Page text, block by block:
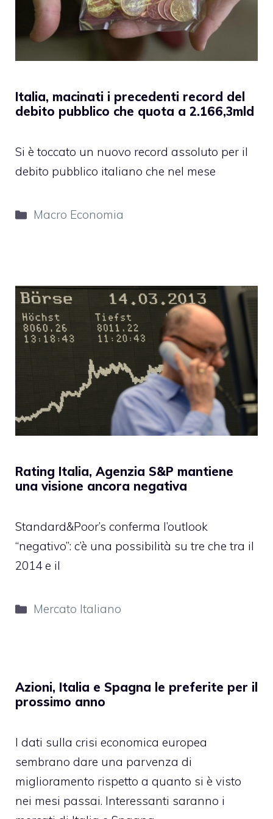
Italia, macinati i precedenti record del
debito pubblico che quota a 2.166,3mld
Si è toccato un nuovo record assoluto per il
debito pubblico italiano che nel mese
Categorie
Macro Economia
Rating Italia, Agenzia S&P mantiene
una visione ancora negativa
Standard&Poor’s conferma l’outlook
“negativo”: c’è una possibilità su tre che tra il
2014 e il
Categorie
Mercato Italiano
Azioni, Italia e Spagna le preferite per il
prossimo anno
I dati sulla crisi economica europea
sembrano dare una parvenza di
miglioramento rispetto a quanto si è visto
nei mesi passai. Interessanti saranno i